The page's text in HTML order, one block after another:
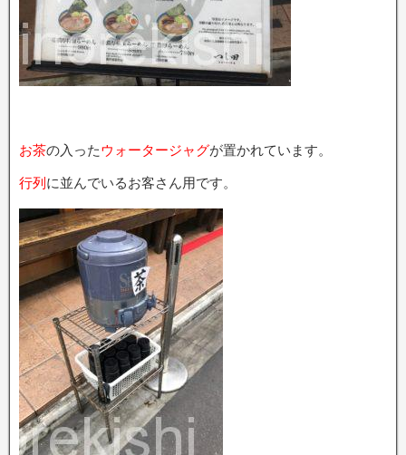
お茶の入ったウォータージャグが置かれています。
行列 に並んでいるお客さん用です。